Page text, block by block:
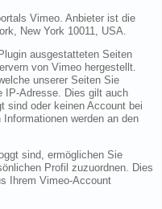
Vimeo. Anbieter ist die
New York 10011, USA.
ausgestatteten Seiten
von Vimeo hergestellt.
unserer Seiten Sie
IP-Adresse. Dies gilt auch
sind oder keinen Account bei
werden an den
sind, ermöglichen Sie
Profil zuzuordnen. Dies
Ihrem Vimeo-Account